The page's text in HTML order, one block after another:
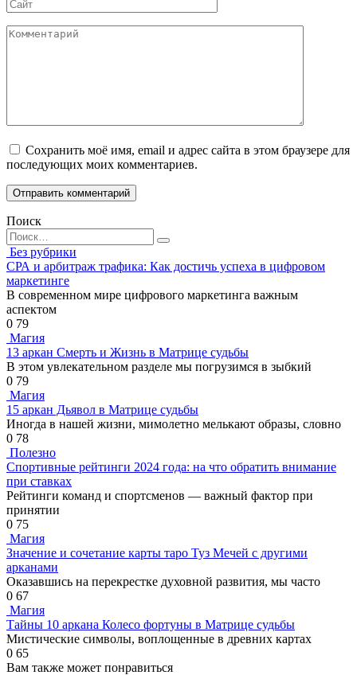
Комментарий
Сохранить моё имя, email и адрес сайта в этом браузере для
последующих моих комментариев.
Поиск
Search
for:
Без рубрики
СРА и арбитраж трафика: Как достичь успеха в цифровом
маркетинге
В современном мире цифрового маркетинга важным
аспектом
0 79
Магия
13 аркан Смерть и Жизнь в Матрице судьбы
В этом увлекательном разделе мы погрузимся в зыбкий
0 79
Магия
15 аркан Дьявол в Матрице судьбы
Иногда в нашей жизни, мимолетно мелькают образы, словно
0 78
Полезно
Спортивные рейтинги 2024 года: на что обратить внимание
при ставках
Рейтинги команд и спортсменов — важный фактор при
принятии
0 75
Магия
Значение и сочетание карты таро Туз Мечей с другими
арканами
Оказавшись на перекрестке духовной развития, мы часто
0 67
Магия
Тайны 10 аркана Колесо фортуны в Матрице судьбы
Мистические символы, воплощенные в древних картах
0 65
Вам также может понравиться